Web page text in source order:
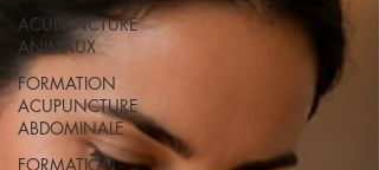
ACUPUNCTURE
ANIMAUX
FORMATION
ACUPUNCTURE
ABDOMINALE
FORMATION